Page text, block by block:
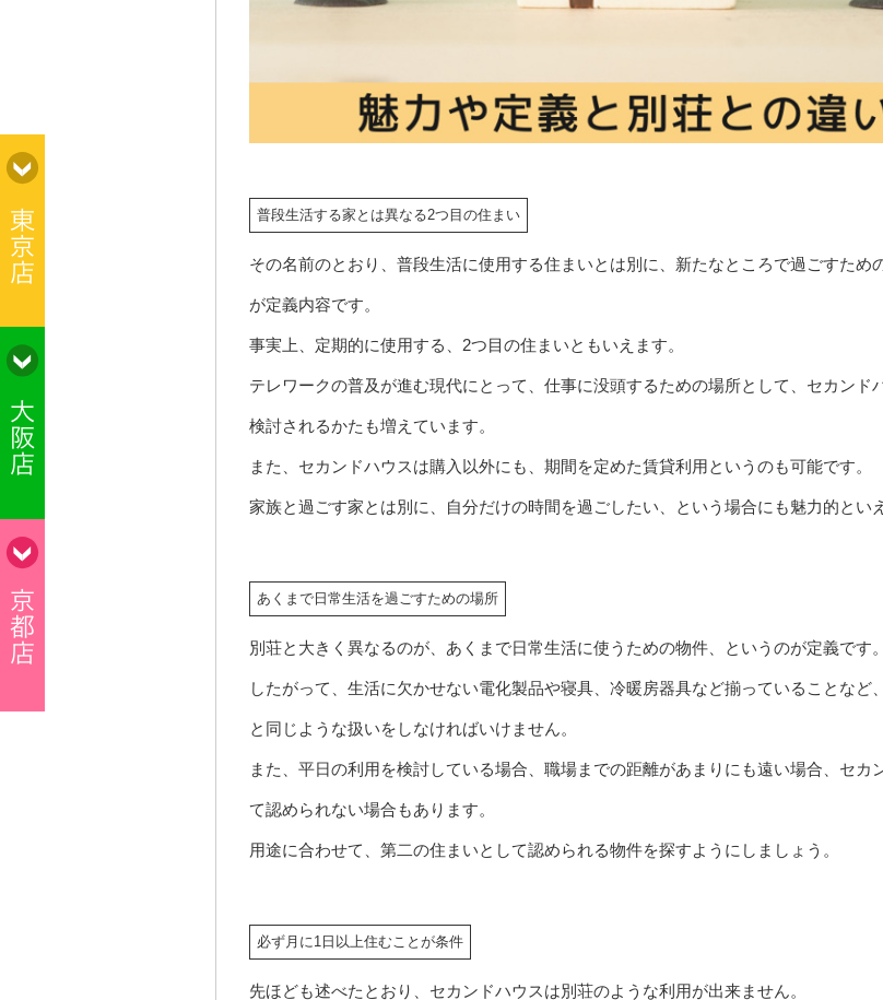
普段生活する家とは異なる2つ目の住まい
その名前のとおり、普段生活に使用する住まいとは別に、新たなところで過ごすため
が定義内容です。
事実上、定期的に使用する、2つ目の住まいともいえます。
テレワークの普及が進む現代にとって、仕事に没頭するための場所として、セカンド
検討されるかたも増えています。
また、セカンドハウスは購入以外にも、期間を定めた賃貸利用というのも可能です。
家族と過ごす家とは別に、自分だけの時間を過ごしたい、という場合にも魅力的とい
あくまで日常生活を過ごすための場所
別荘と大きく異なるのが、あくまで日常生活に使うための物件、というのが定義です。
したがって、生活に欠かせない電化製品や寝具、冷暖房器具など揃っていることなど
と同じような扱いをしなければいけません。
また、平日の利用を検討している場合、職場までの距離があまりにも遠い場合、セカ
て認められない場合もあります。
用途に合わせて、第二の住まいとして認められる物件を探すようにしましょう。
必ず月に1日以上住むことが条件
先ほども述べたとおり、セカンドハウスは別荘のような利用が出来ません。